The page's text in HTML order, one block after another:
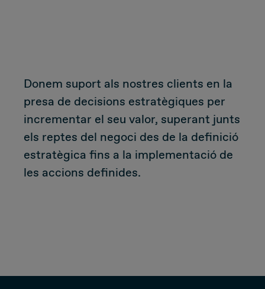
Donem suport als nostres clients en la
presa de decisions estratègiques per
incrementar el seu valor, superant junts
els reptes del negoci des de la definició
estratègica fins a la implementació de
les accions definides.